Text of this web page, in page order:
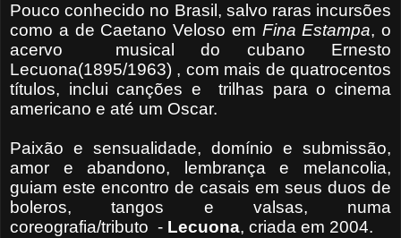
Pouco conhecido no Brasil, salvo raras incursões
como a de Caetano Veloso em Fina Estampa, o
acervo musical do cubano Ernesto
Lecuona(1895/1963) , com mais de quatrocentos
títulos, inclui canções e trilhas para o cinema
americano e até um Oscar.
Paixão e sensualidade, domínio e submissão,
amor e abandono, lembrança e melancolia,
guiam este encontro de casais em seus duos de
boleros, tangos e valsas, numa
coreografia/tributo - Lecuona, criada em 2004.